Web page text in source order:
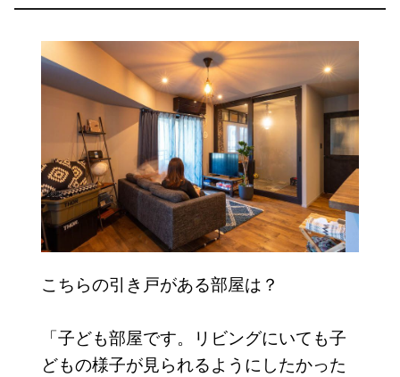
こちらの引き戸がある部屋は？
「子ども部屋です。リビングにいても子
どもの様子が見られるようにしたかった